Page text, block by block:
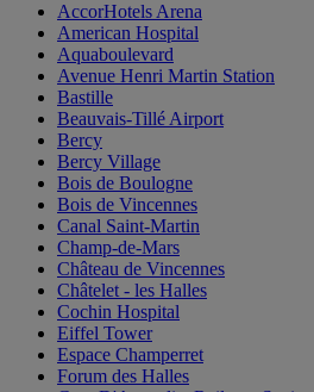
AccorHotels Arena
American Hospital
Aquaboulevard
Avenue Henri Martin Station
Bastille
Beauvais-Tillé Airport
Bercy
Bercy Village
Bois de Boulogne
Bois de Vincennes
Canal Saint-Martin
Champ-de-Mars
Château de Vincennes
Châtelet - les Halles
Cochin Hospital
Eiffel Tower
Espace Champerret
Forum des Halles